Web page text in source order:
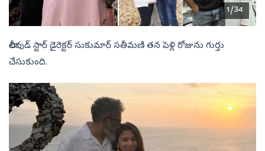
1/34
టాలీవుడ్ స్టార్ డైరెక్టర్‌ సుకుమార్ సతీమణి తన పెళ్లి రోజును గుర్తు
చేసుకుంది.